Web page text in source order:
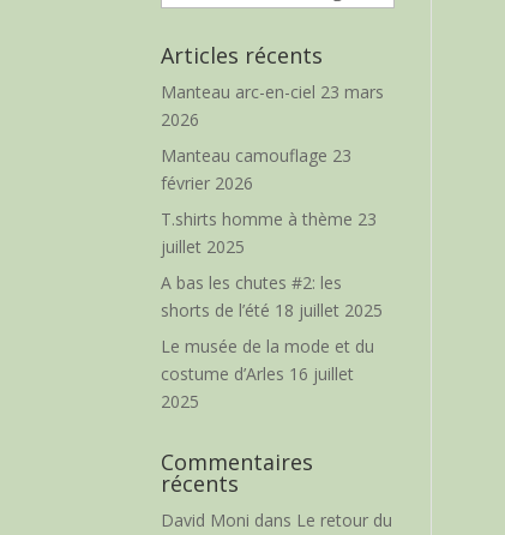
Articles récents
Manteau arc-en-ciel 23 mars
2026
Manteau camouflage 23
février 2026
T.shirts homme à thème 23
juillet 2025
A bas les chutes #2: les
shorts de l’été 18 juillet 2025
Le musée de la mode et du
costume d’Arles 16 juillet
2025
Commentaires
récents
David Moni dans Le retour du